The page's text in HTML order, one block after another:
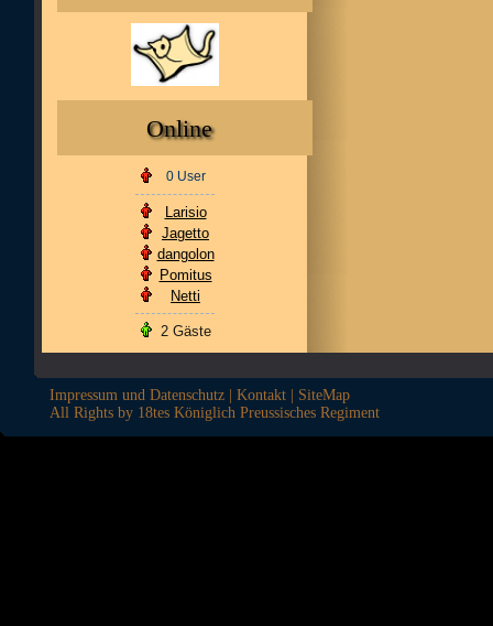
Online
0 User
Larisio
Jagetto
dangolon
Pomitus
Netti
2 Gäste
Impressum und Datenschutz Kontakt
SiteMap
All Rights by 18tes Königlich Preussisches Regiment